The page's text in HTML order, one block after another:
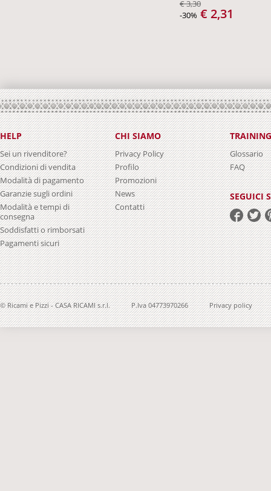
€ 3,30
-30% € 2,31
HELP
Sei un rivenditore?
Condizioni di vendita
Modalità di pagamento
Garanzie sugli ordini
Modalità e tempi di
consegna
Soddisfatti o rimborsati
Pagamenti sicuri
CHI SIAMO
Privacy Policy
Profilo
Promozioni
News
Contatti
TRAINING
Glossario
FAQ
SEGUICI
© Ricami e Pizzi - CASA RICAMI s.r.l. P.Iva 04773970266 Privacy policy